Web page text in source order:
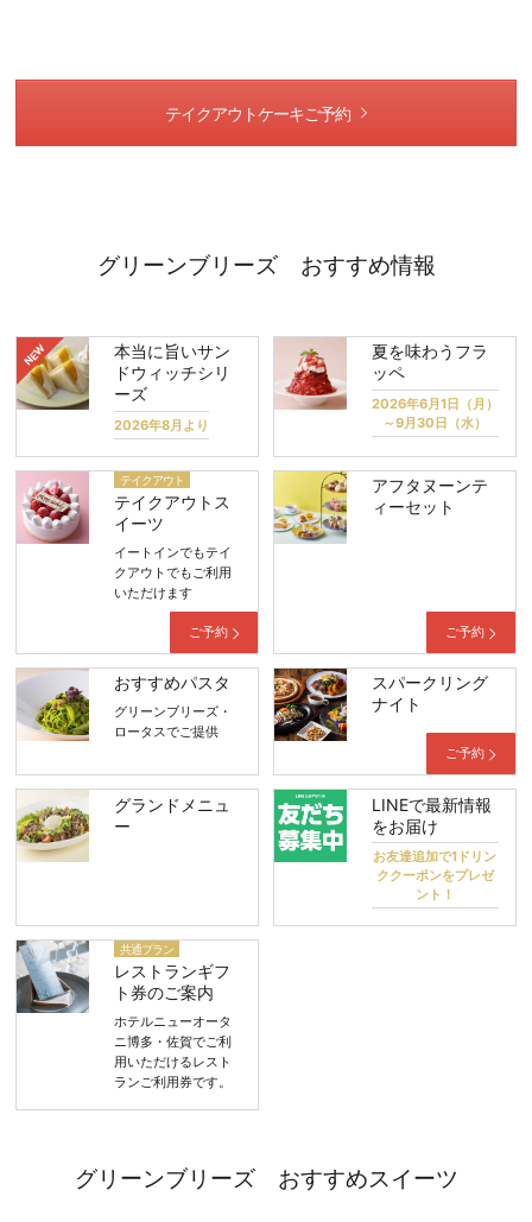
テイクアウトケーキご予約
グリーンブリーズ おすすめ情報
本当に旨いサン
ドウィッチシリ
ーズ
2026年8月より
夏を味わうフラ
ッペ
2026年6月1日（月）
～9月30日（水）
テイクアウト
テイクアウトス
イーツ
イートインでもテイ
クアウトでもご利用
いただけます
ご予約
アフタヌーンテ
ィーセット
ご予約
おすすめパスタ
グリーンブリーズ・
ロータスでご提供
スパークリング
ナイト
ご予約
グランドメニュ
ー
LINEで最新情報
をお届け
お友達追加で1ドリン
ククーポンをプレゼ
ント！
共通プラン
レストランギフ
ト券のご案内
ホテルニューオータ
ニ博多・佐賀でご利
用いただけるレスト
ランご利用券です。
グリーンブリーズ おすすめスイーツ